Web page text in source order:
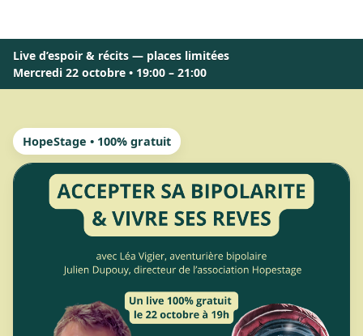
Live d’espoir & récits — places limitées
Mercredi 22 octobre • 19:00 – 21:00
HopeStage • 100% gratuit